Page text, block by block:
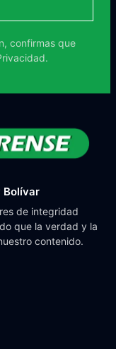
confirmas que
Bolívar
de integridad
que la verdad y la
contenido.